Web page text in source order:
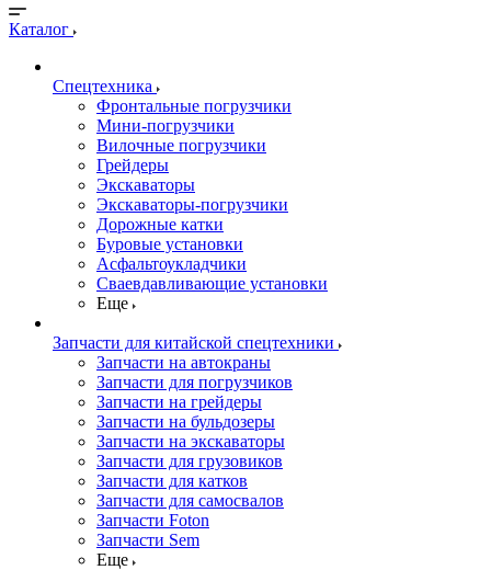
Каталог
Спецтехника
Фронтальные погрузчики
Мини-погрузчики
Вилочные погрузчики
Грейдеры
Экскаваторы
Экскаваторы-погрузчики
Дорожные катки
Буровые установки
Асфальтоукладчики
Сваевдавливающие установки
Еще
Запчасти для китайской спецтехники
Запчасти на автокраны
Запчасти для погрузчиков
Запчасти на грейдеры
Запчасти на бульдозеры
Запчасти на экскаваторы
Запчасти для грузовиков
Запчасти для катков
Запчасти для самосвалов
Запчасти Foton
Запчасти Sem
Еще